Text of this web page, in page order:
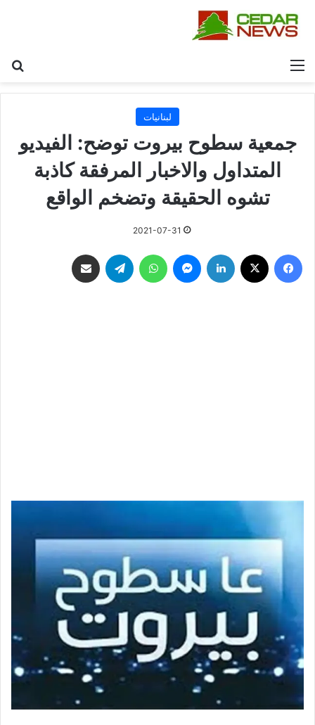
القائمة
لبنانيات
جمعية سطوح بيروت توضح: الفيديو
المتداول والاخبار المرفقة كاذبة
تشوه الحقيقة وتضخم الواقع
2021-07-31
فيسبوك لينكدإن ماسنجر واتساب تيلقرام